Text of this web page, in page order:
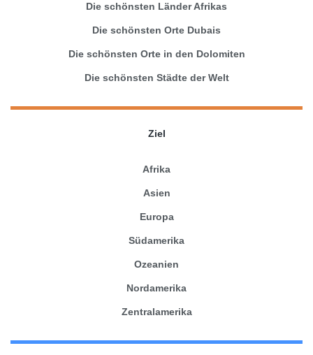
Die schönsten Länder Afrikas
Die schönsten Orte Dubais
Die schönsten Orte in den Dolomiten
Die schönsten Städte der Welt
Ziel
Afrika
Asien
Europa
Südamerika
Ozeanien
Nordamerika
Zentralamerika